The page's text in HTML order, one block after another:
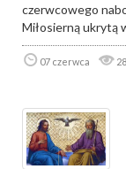
czerwcowego
Miłosierną ukrytą
07 czerwca